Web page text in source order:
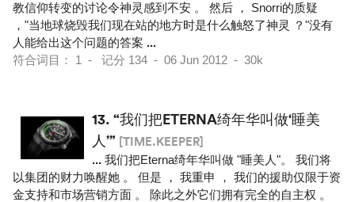
教信仰转变的讨论令神灵感到不安 。 然后 ， Snorri的质疑
，"当地球烧毁我们现在站的地方时是什么触怒了神灵 ？"没有
人能给出这个问题的答案 ...
符合词目： 1 - 记分 134 - 06 Jun 2012 - 30k
13. “我们把ETERNA绮年华叫做‘睡美
人’” [TIME.KEEPER]
... 我们把Eterna绮年华叫做 "睡美人"。 我们将
以集团的财力唤醒她 。 但是 ， 我重申 ， 我们的援助仅限于资
金支持和市场营销方面 。 除此之外它们拥有完全的自主权 。